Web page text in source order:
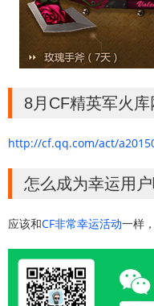
8月CF精英军火库
http://cf.qq.com/act/
怎么成为幸运用户
应该和CF非常幸运活动一样